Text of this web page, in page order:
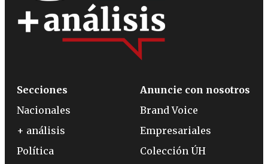
Secciones
Nacionales
+ análisis
Política
Anuncie con nosotros
Brand Voice
Empresariales
Colección ÚH